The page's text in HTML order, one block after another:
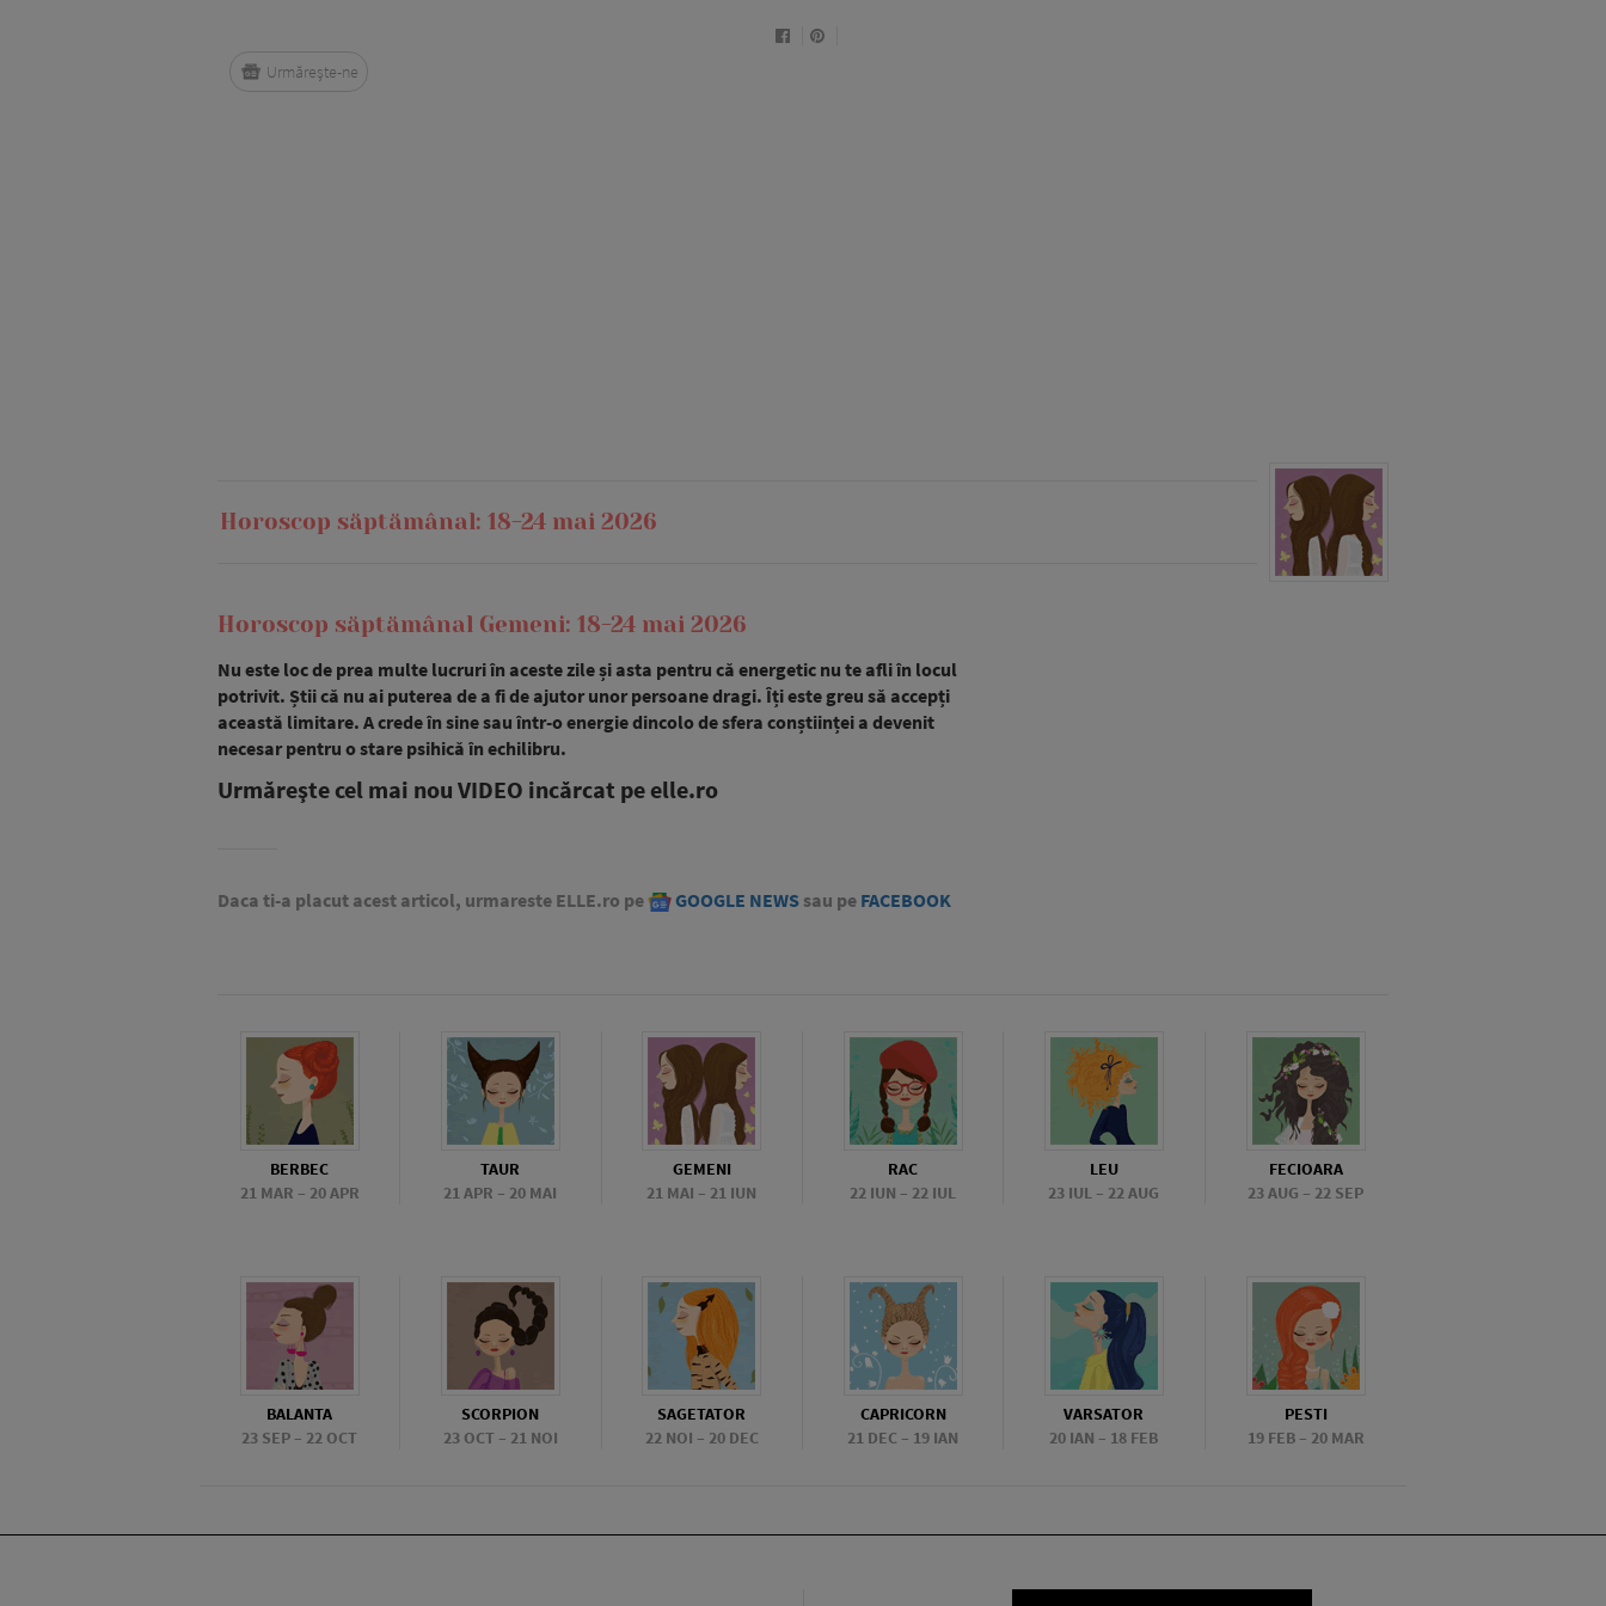
Urmărește-ne
Horoscop săptămânal: 18-24 mai 2026
Horoscop săptămânal Gemeni: 18-24 mai 2026
Nu este loc de prea multe lucruri în aceste zile și asta pentru că energetic nu te afli în locul
potrivit. Știi că nu ai puterea de a fi de ajutor unor persoane dragi. Îți este greu să accepți
această limitare. A crede în sine sau într-o energie dincolo de sfera conștiinței a devenit
necesar pentru o stare psihică în echilibru.
Urmăreşte cel mai nou VIDEO incărcat pe elle.ro
Daca ti-a placut acest articol, urmareste ELLE.ro pe GOOGLE NEWS sau pe FACEBOOK
BERBEC
21 MAR – 20 APR
TAUR
21 APR – 20 MAI
GEMENI
21 MAI – 21 IUN
RAC
22 IUN – 22 IUL
LEU
23 IUL – 22 AUG
FECIOARA
23 AUG – 22 SEP
BALANTA
23 SEP – 22 OCT
SCORPION
23 OCT – 21 NOI
SAGETATOR
22 NOI – 20 DEC
CAPRICORN
21 DEC – 19 IAN
VARSATOR
20 IAN – 18 FEB
PESTI
19 FEB – 20 MAR